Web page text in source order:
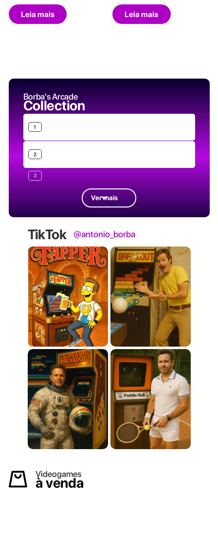
Leia mais Leia mais
Borba's Arcade
Collection
1
2
3
Ver mais
TikTok @antonio_borba
Videogames
à venda